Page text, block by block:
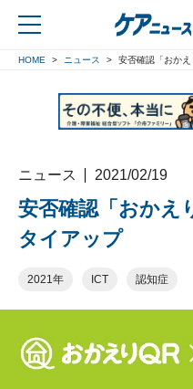
HOME ニュース 安否確認「おか
ニュース 2021/02/19
安否確認「おかえ
タイアップ
2021年 ICT 認知症